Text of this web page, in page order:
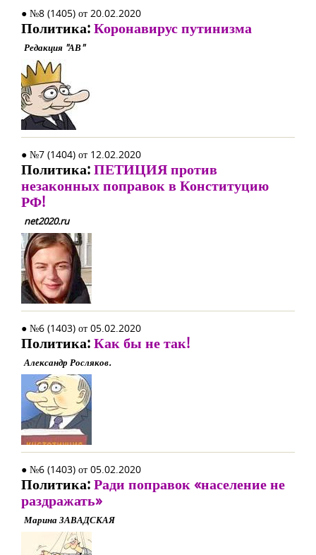
● №8 (1405) от 20.02.2020
Политика:Коронавирус путинизма
Редакция "АВ"
● №7 (1404) от 12.02.2020
Политика:ПЕТИЦИЯ против
незаконных поправок в Конституцию
РФ!
net2020.ru
● №6 (1403) от 05.02.2020
Политика:Как бы не так!
Александр Росляков.
● №6 (1403) от 05.02.2020
Политика:Ради поправок «население не
раздражать»
Марина ЗАВАДСКАЯ